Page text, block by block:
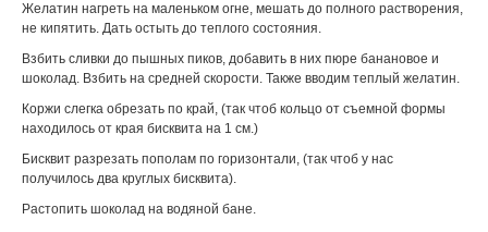
Желатин нагреть на маленьком огне, мешать до полного растворения,
не кипятить. Дать остыть до теплого состояния.
Взбить сливки до пышных пиков, добавить в них пюре банановое и
шоколад. Взбить на средней скорости. Также вводим теплый желатин.
Коржи слегка обрезать по край, (так чтоб кольцо от съемной формы
находилось от края бисквита на 1 см.)
Бисквит разрезать пополам по горизонтали, (так чтоб у нас
получилось два круглых бисквита).
Растопить шоколад на водяной бане.